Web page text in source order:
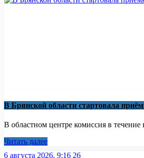
В Брянской области стартовала
В областном центре комиссия в
Читать далее
6 августа 2026, 9:16 26